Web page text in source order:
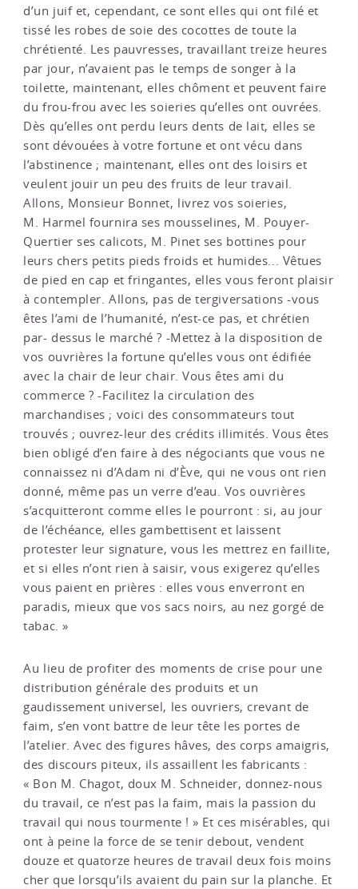
d’un juif et, cependant, ce sont elles qui ont filé et
tissé les robes de soie des cocottes de toute la
chrétienté. Les pauvresses, travaillant treize heures
par jour, n’avaient pas le temps de songer à la
toilette, maintenant, elles chôment et peuvent faire
du frou-frou avec les soieries qu’elles ont ouvrées.
Dès qu’elles ont perdu leurs dents de lait, elles se
sont dévouées à votre fortune et ont vécu dans
l’abstinence ; maintenant, elles ont des loisirs et
veulent jouir un peu des fruits de leur travail.
Allons, Monsieur Bonnet, livrez vos soieries,
M. Harmel fournira ses mousselines, M. Pouyer-
Quertier ses calicots, M. Pinet ses bottines pour
leurs chers petits pieds froids et humides... Vêtues
de pied en cap et fringantes, elles vous feront plaisir
à contempler. Allons, pas de tergiversations -vous
êtes l’ami de l’humanité, n’est-ce pas, et chrétien
par- dessus le marché ? -Mettez à la disposition de
vos ouvrières la fortune qu’elles vous ont édifiée
avec la chair de leur chair. Vous êtes ami du
commerce ? -Facilitez la circulation des
marchandises ; voici des consommateurs tout
trouvés ; ouvrez-leur des crédits illimités. Vous êtes
bien obligé d’en faire à des négociants que vous ne
connaissez ni d’Adam ni d’Ève, qui ne vous ont rien
donné, même pas un verre d’eau. Vos ouvrières
s’acquitteront comme elles le pourront : si, au jour
de l’échéance, elles gambettisent et laissent
protester leur signature, vous les mettrez en faillite,
et si elles n’ont rien à saisir, vous exigerez qu’elles
vous paient en prières : elles vous enverront en
paradis, mieux que vos sacs noirs, au nez gorgé de
tabac. »
Au lieu de profiter des moments de crise pour une
distribution générale des produits et un
gaudissement universel, les ouvriers, crevant de
faim, s’en vont battre de leur tête les portes de
l’atelier. Avec des figures hâves, des corps amaigris,
des discours piteux, ils assaillent les fabricants :
« Bon M. Chagot, doux M. Schneider, donnez-nous
du travail, ce n’est pas la faim, mais la passion du
travail qui nous tourmente ! » Et ces misérables, qui
ont à peine la force de se tenir debout, vendent
douze et quatorze heures de travail deux fois moins
cher que lorsqu’ils avaient du pain sur la planche. Et